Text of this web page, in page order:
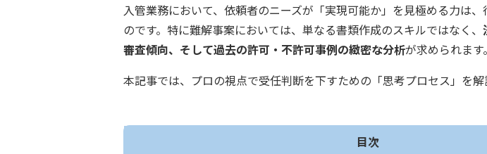
入管業務において、依頼者のニーズが「実現可能か」を見極める力は
のです。特に難解事案においては、単なる書類作成のスキルではなく、
審査傾向、そして過去の許可・不許可事例の緻密な分析が求められます。
本記事では、プロの視点で受任判断を下すための「思考プロセス」を解
目次